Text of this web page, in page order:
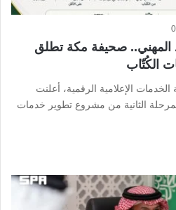
0
المهني.. صحيفة مكة تطلق
الكُتّاب
الإعلامية الرقمية، أعلنت
الثانية من مشروع تطوير خدمات